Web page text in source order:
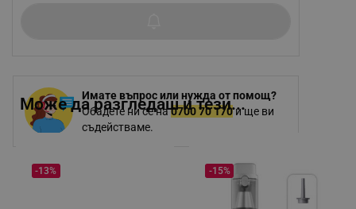
Имате въпрос или нужда от помощ?
Обадете ни се на0700 70 170и ще ви
съдействаме.
Може да разгледаш и тези...
-13% -15%